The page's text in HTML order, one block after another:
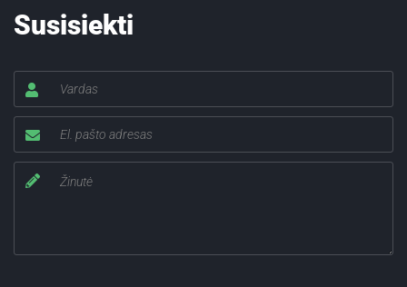
Susisiekti